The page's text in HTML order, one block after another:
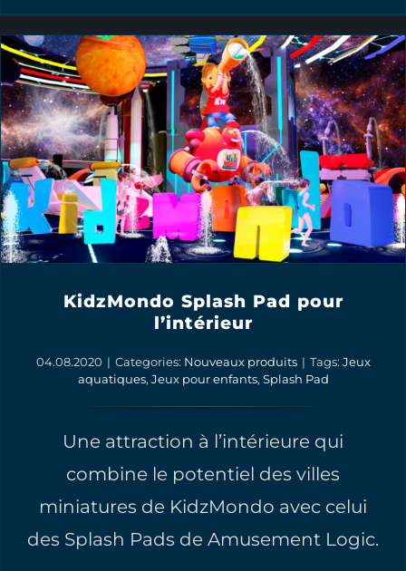
KidzMondo Splash Pad pour
l’intérieur
04.08.2020 | Categories: Nouveaux produits | Tags: Jeux
aquatiques, Jeux pour enfants, Splash Pad
Une attraction à l’intérieure qui
combine le potentiel des villes
miniatures de KidzMondo avec celui
des Splash Pads de Amusement Logic.